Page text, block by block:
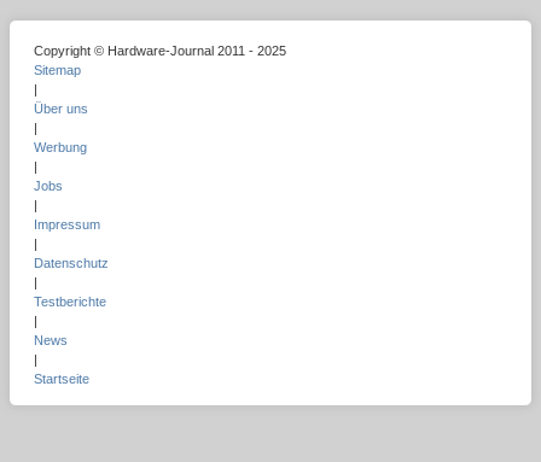
Copyright © Hardware-Journal 2011 - 2025
Sitemap
|
Über uns
|
Werbung
|
Jobs
|
Impressum
|
Datenschutz
|
Testberichte
|
News
|
Startseite